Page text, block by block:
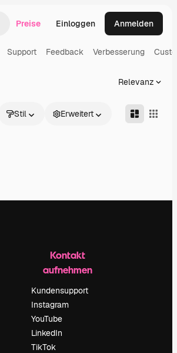
suchen
Preise Einloggen Anmelden
Support Feedback Verbesserung
Relevanz
Stil Erweitert
Kontakt
aufnehmen
Kundensupport
Instagram
YouTube
LinkedIn
TikTok